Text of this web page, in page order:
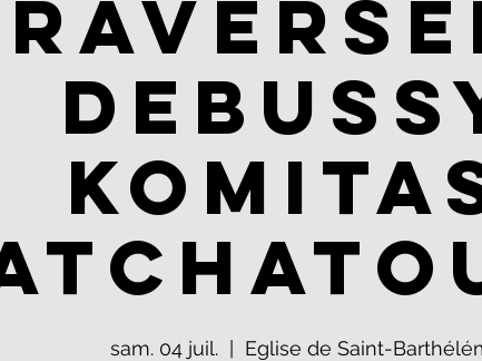
sam. 04 juil.
  |
Eglise de Saint-